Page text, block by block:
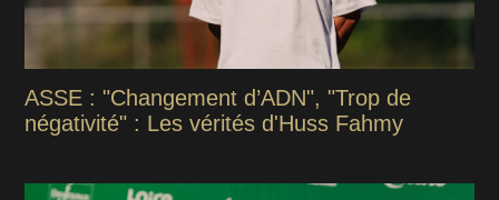
ASSE : "Changement d’ADN", "Trop de
négativité" : Les vérités d'Huss Fahmy